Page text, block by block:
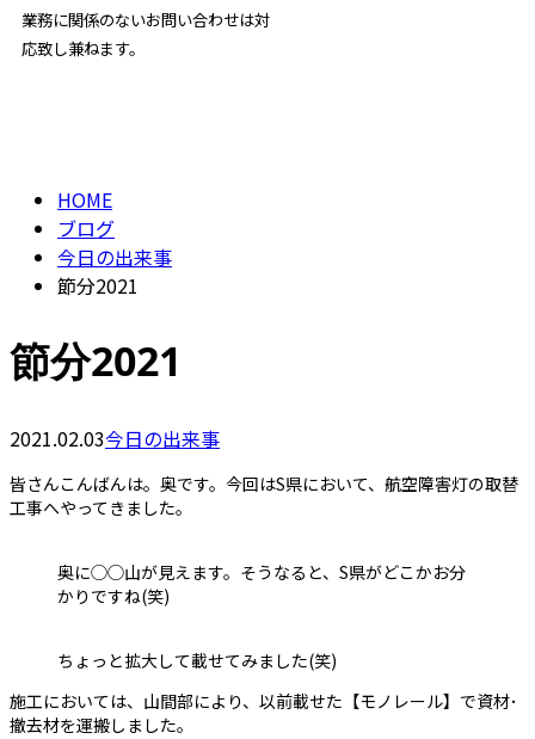
業務に関係のないお問い合わせは対
応致し兼ねます。
HOME
ブログ
今日の出来事
節分2021
節分2021
2021.02.03今日の出来事
皆さんこんばんは。奥です。今回はS県において、航空障害灯の取替
工事へやってきました。
奥に◯◯山が見えます。そうなると、S県がどこかお分
かりですね(笑)
ちょっと拡大して載せてみました(笑)
施工においては、山間部により、以前載せた【モノレール】で資材･
撤去材を運搬しました。